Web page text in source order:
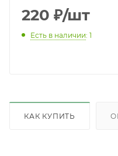
220 ₽/шт
Есть в наличии: 1
КАК КУПИТЬ